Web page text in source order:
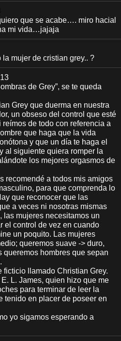
que se acabe…. miro hacial
mi vida…jajaja
mujer de cristian grey.. ?
de Grey”, se te queda
Grey que duerma en nuestra
un obseso del control que esté
de todo con referencia a
que haga que la vida
y que un día te haga el
al siguiente quiera romper la
los mejores orgasmos de
recomendé a todos mis amigos
para que comprenda lo
que reconocer que las
a veces ni nosotras mismas
las mujeres necesitamos un
el control de vez en cuando
un poquito. Las mujeres
queremos suave -> duro,
queremos hombres que sepan
llamado Christian Grey.
L. James, quien hizo que me
para terminar de leer la
tenido en placer de poseer en
yo sigamos esperando a